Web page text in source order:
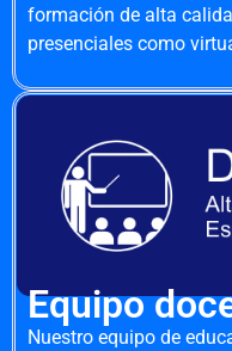
formación de alta
presenciales como
Equipo
Nuestro equipo de